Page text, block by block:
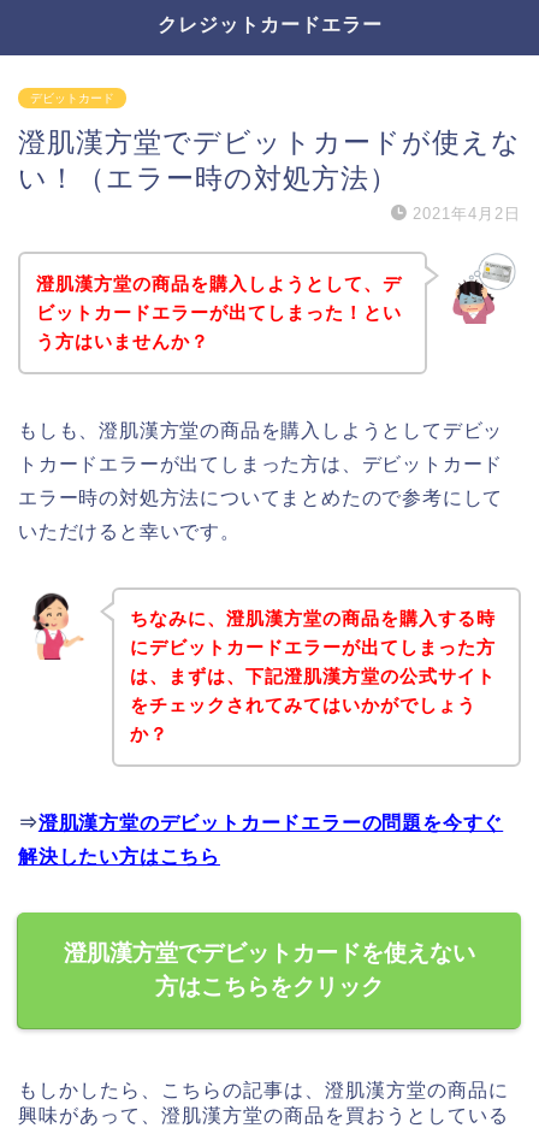
クレジットカードエラー
デビットカード
澄肌漢方堂でデビットカードが使えな
い！（エラー時の対処方法）
2021年4月2日
澄肌漢方堂の商品を購入しようとして、デ
ビットカードエラーが出てしまった！とい
う方はいませんか？
もしも、澄肌漢方堂の商品を購入しようとしてデビッ
トカードエラーが出てしまった方は、デビットカード
エラー時の対処方法についてまとめたので参考にして
いただけると幸いです。
ちなみに、澄肌漢方堂の商品を購入する時
にデビットカードエラーが出てしまった方
は、まずは、下記澄肌漢方堂の公式サイト
をチェックされてみてはいかがでしょう
か？
⇒澄肌漢方堂のデビットカードエラーの問題を今すぐ
解決したい方はこちら
澄肌漢方堂でデビットカードを使えない
方はこちらをクリック
もしかしたら、こちらの記事は、澄肌漢方堂の商品に
興味があって、澄肌漢方堂の商品を買おうとしている